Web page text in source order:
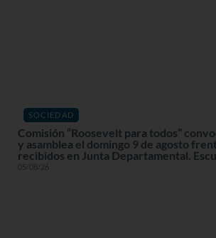
SOCIEDAD
Comisión “Roosevelt para todos”
y asamblea el domingo 9 de agosto
recibidos en Junta Departamental.
05/08/26